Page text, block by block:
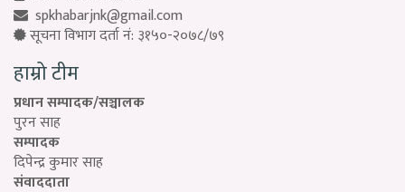
spkhabarjnk@gmail.com
सूचना विभाग दर्ता नं: ३१५०-२०७८/७९
हाम्रो टीम
प्रधान सम्पादक/सञ्चालक
पुरन साह
सम्पादक
दिपेन्द्र कुमार साह
संवाददाता